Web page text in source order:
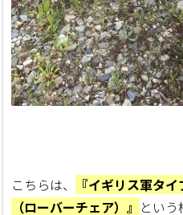
こちらは、
『イギリス軍タ
（ローバーチェア）』 という